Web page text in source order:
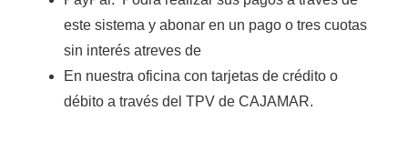
este sistema y abonar en un pago o tres cuotas
sin interés atreves de
En nuestra oficina con tarjetas de crédito o
débito a través del TPV de CAJAMAR.